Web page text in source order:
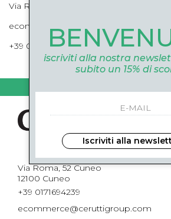
Via Roma, 52 Cuneo 12100 Cuneo
ecommerce@ceruttigroup.com
+39 0171694239
Via Roma, 52 Cuneo
12100 Cuneo
+39 0171694239
ecommerce@ceruttigroup.com
iscriviti alla nostra
subito un 15% di
Iscriviti alla